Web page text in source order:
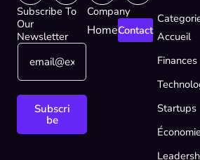
Subscribe To
Our
Newsletter
*
*
E
a
Subscri
be
Company
HomeContact Accueil
Finances
Startups